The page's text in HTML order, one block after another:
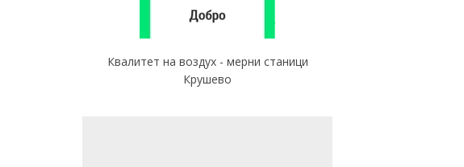
Квалитет на воздух - мерни станици
Крушево